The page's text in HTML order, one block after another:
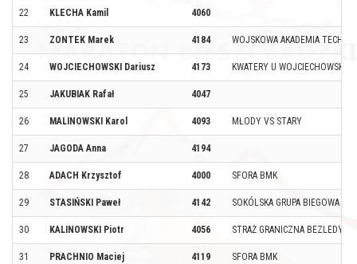
22 KLECHA Kamil 4060
23 ZONTEK Marek 4184 WOJSKOWA AKADEMIA
24 WOJCIECHOWSKI Dariusz 4173 KWATERY U
25 JAKUBIAK Rafał 4047
26 MALINOWSKI Karol 4093 MŁODY VS STARY
27 JAGODA Anna 4194
28 ADACH Krzysztof 4000 SFORA BMK
29 STASIŃSKI Paweł 4142 SOKÓLSKA GRUPA BIEGOWA
30 KALINOWSKI Piotr 4056 STRAŻ GRANICZNA BEZLEDY
31 PRACHNIO Maciej 4119 SFORA BMK